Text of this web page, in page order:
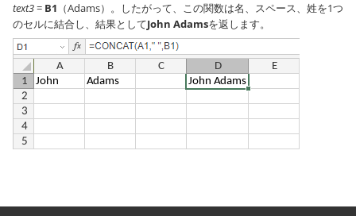
text3= B1 （Adams）。したがって、この関数は名、スペース、姓を1つ
のセルに結合し、結果としてJohn Adamsを返します。